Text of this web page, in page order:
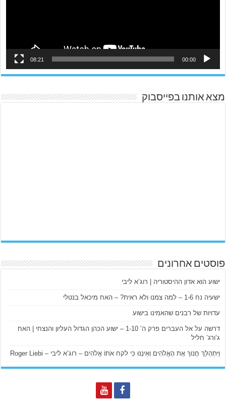
00:00
08:21
מצא אותנו בפייסבוק
פוסטים אחרונים
ישוע הוא אדון ההיסטוריה | רוג’א ליבי
ישעיה נח 1-6 – למה צמנו ולא ראית? – האח מיכאל בנטלי
עדויות של רבנים שהאמינו בישוע
דרשה על אל העברים פרק ה’ 1-10 – ישוע הכהן הגדול העליון והנצחי | האח
ג’ורג’ חליל
וַיִּתְהַלֵּךְ חֲנוֹךְ אֶת הָאֱלֹהִים וְאֵינֶנּוּ כִּי לקח אֹתוֹ אֱלֹהִים – רוג’א ליבי – Roger Liebi